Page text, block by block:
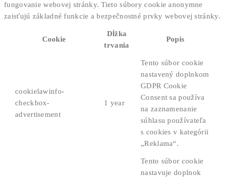
fungovanie webovej stránky. Tieto súbory cookie anonymne
zaisťujú základné funkcie a bezpečnostné prvky webovej stránky.
Cookie
Dĺžka
trvania
Popis
cookielawinfo-
checkbox-
advertisement
1 year
Tento súbor cookie
nastavený doplnkom
GDPR Cookie
Consent sa používa
na zaznamenanie
súhlasu používateľa
s cookies v kategórii
„Reklama“.
Tento súbor cookie
nastavuje doplnok